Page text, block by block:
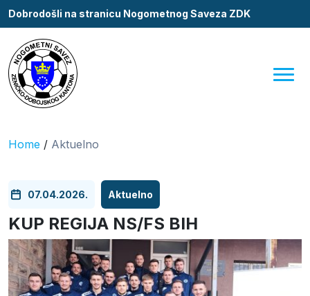
Dobrodošli na stranicu Nogometnog Saveza ZDK
Home / Aktuelno
07.04.2026. Aktuelno
KUP REGIJA NS/FS BIH